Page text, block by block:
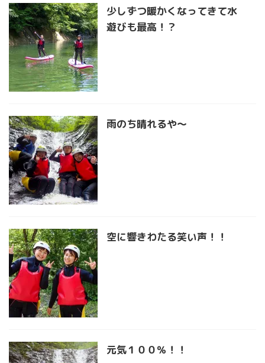
少しずつ暖かくなってきて水
遊びも最高！？
雨のち晴れるや〜
空に響きわたる笑い声！！
元気１００％！！